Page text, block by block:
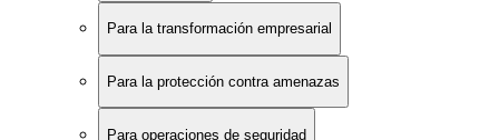
Para la transformación empresarial
Para la protección contra amenazas
Para operaciones de seguridad